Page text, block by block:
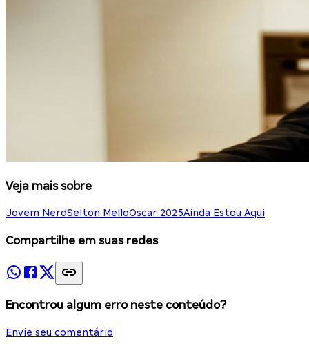
Veja mais sobre
Jovem NerdSelton MelloOscar 2025Ainda Estou Aqui
Compartilhe em suas redes
Encontrou algum erro neste conteúdo?
Envie seu comentário